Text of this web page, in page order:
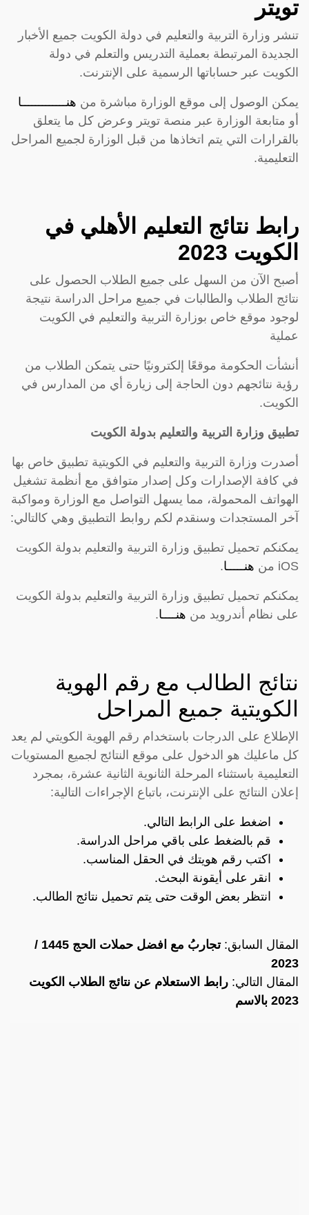
تويتر
تنشر وزارة التربية والتعليم في دولة الكويت جميع الأخبار
الجديدة المرتبطة بعملية التدريس والتعلم في دولة
الكويت عبر حساباتها الرسمية على الإنترنت.
يمكن الوصول إلى موقع الوزارة مباشرة من هنـــــــــــــا
أو متابعة الوزارة عبر منصة تويتر وعرض كل ما يتعلق
بالقرارات التي يتم اتخاذها من قبل الوزارة لجميع المراحل
التعليمية.
رابط نتائج التعليم الأهلي في
الكويت 2023
أصبح الآن من السهل على جميع الطلاب الحصول على
نتائج الطلاب والطالبات في جميع مراحل الدراسة نتيجة
لوجود موقع خاص بوزارة التربية والتعليم في الكويت
عملية
أنشأت الحكومة موقعًا إلكترونيًا حتى يتمكن الطلاب من
رؤية نتائجهم دون الحاجة إلى زيارة أي من المدارس في
الكويت.
تطبيق وزارة التربية والتعليم بدولة الكويت
أصدرت وزارة التربية والتعليم في الكويتية تطبيق خاص بها
في كافة الإصدارات وكل إصدار متوافق مع أنظمة تشغيل
الهواتف المحمولة، مما يسهل التواصل مع الوزارة ومواكبة
آخر المستجدات وسنقدم لكم روابط التطبيق وهي كالتالي:
يمكنكم تحميل تطبيق وزارة التربية والتعليم بدولة الكويت
iOS من
هنـــــا.
يمكنكم تحميل تطبيق وزارة التربية والتعليم بدولة الكويت
على نظام أندرويد من هنــــا.
نتائج الطالب مع رقم الهوية
الكويتية جميع المراحل
الإطلاع على الدرجات باستخدام رقم الهوية الكويتي لم يعد
كل ماعليك هو الدخول على موقع النتائج لجميع المستويات
التعليمية باستثناء المرحلة الثانوية الثانية عشرة، بمجرد
إعلان النتائج على الإنترنت، باتباع الإجراءات التالية:
اضغط على الرابط التالي.
قم بالضغط على باقي مراحل الدراسة.
اكتب رقم هويتك في الحقل المناسب.
انقر على أيقونة البحث.
انتظر بعض الوقت حتى يتم تحميل نتائج الطالب.
المقال السابق:
تجاربُ مع افضل حملات الحج 1445 /
2023
المقال التالي: رابط الاستعلام عن نتائج الطلاب الكويت
2023 بالاسم